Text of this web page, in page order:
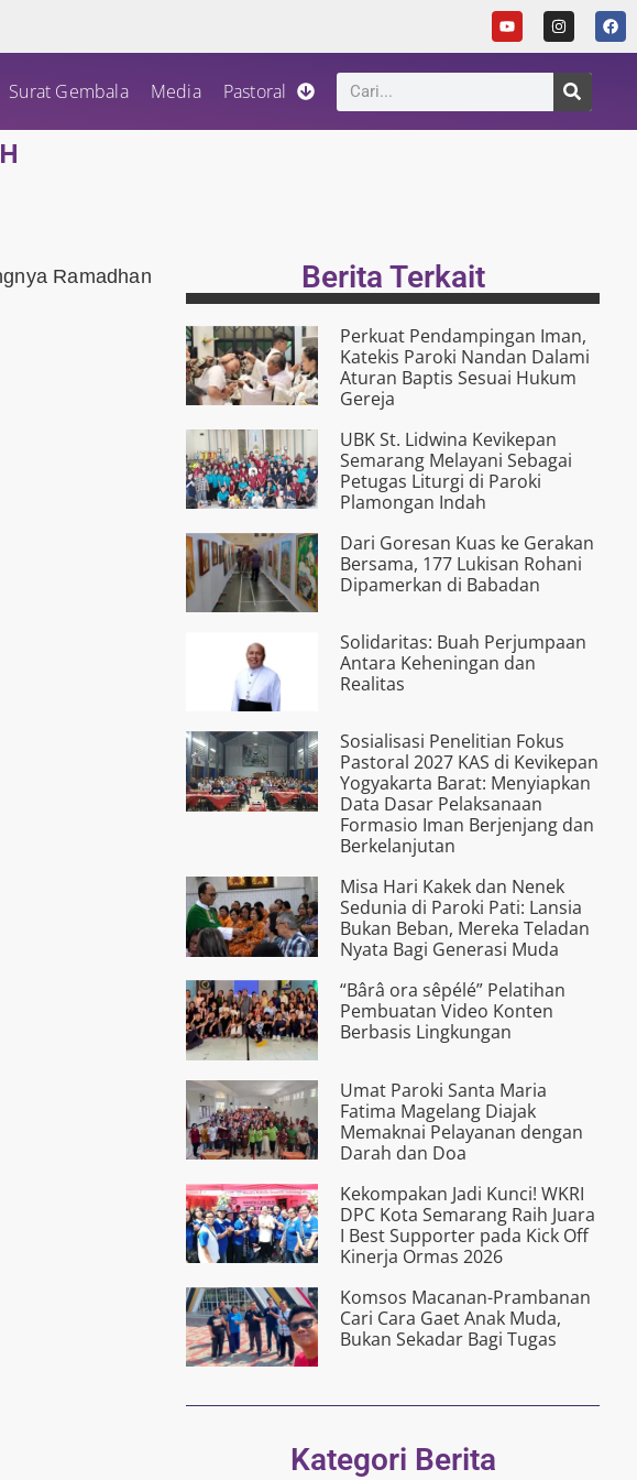
Surat Gembala Media Pastoral
Ramadhan
Berita Terkait
Perkuat Pendampingan Iman,
Katekis Paroki Nandan Dalami
Aturan Baptis Sesuai Hukum
Gereja
UBK St. Lidwina Kevikepan
Semarang Melayani Sebagai
Petugas Liturgi di Paroki
Plamongan Indah
Dari Goresan Kuas ke Gerakan
Bersama, 177 Lukisan Rohani
Dipamerkan di Babadan
Solidaritas: Buah Perjumpaan
Antara Keheningan dan
Realitas
Sosialisasi Penelitian Fokus
Pastoral 2027 KAS di Kevikepan
Yogyakarta Barat: Menyiapkan
Data Dasar Pelaksanaan
Formasio Iman Berjenjang dan
Berkelanjutan
Misa Hari Kakek dan Nenek
Sedunia di Paroki Pati: Lansia
Bukan Beban, Mereka Teladan
Nyata Bagi Generasi Muda
“Bârâ ora s­êpélé” Pelatihan
Pembuatan Video Konten
Berbasis Lingkungan
Umat Paroki Santa Maria
Fatima Magelang Diajak
Memaknai Pelayanan dengan
Darah dan Doa
Kekompakan Jadi Kunci! WKRI
DPC Kota Semarang Raih Juara
I Best Supporter pada Kick Off
Kinerja Ormas 2026
Komsos Macanan-Prambanan
Cari Cara Gaet Anak Muda,
Bukan Sekadar Bagi Tugas
Kategori Berita